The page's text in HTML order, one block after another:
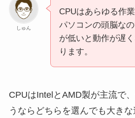
しゅん
CPUはあらゆる作
パソコンの頭脳な
が低いと動作が遅
ります。
CPUはIntelとAMD製が主流で
うならどちらを選んでも大き